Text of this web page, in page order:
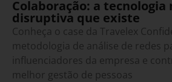
Colaboração: a tecnologia
disruptiva que existe
Conheça o case da Travelex
metodologia de análise de redes
influenciadores da empresa e
melhor gestão de pessoas